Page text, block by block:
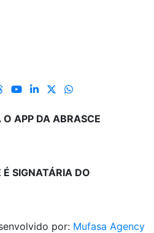
O APP DA ABRASCE
SIGNATÁRIA DO
por: Mufasa Agency